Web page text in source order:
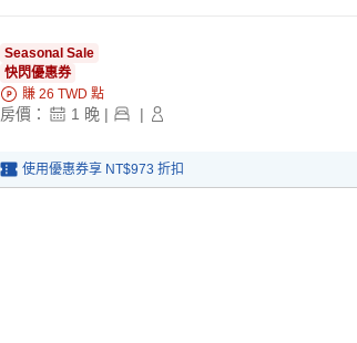
Seasonal Sale
快閃優惠券
賺 26 TWD 點
房價： 1 晚 | |
使用優惠券享 NT$973 折扣